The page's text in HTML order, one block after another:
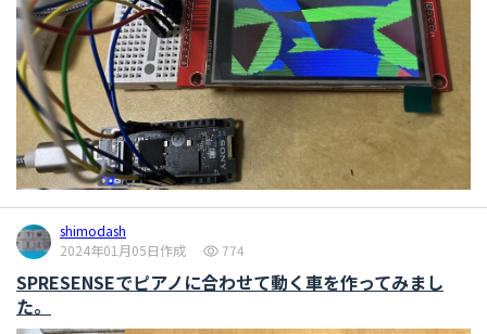
shimodash
2024年01月05日作成
774
SPRESENSEでピアノに合わせて動く車を作ってみまし
た。